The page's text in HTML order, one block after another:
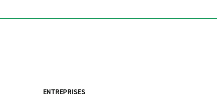
ENTREPRISES